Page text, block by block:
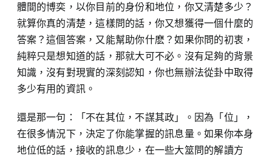
體間的博奕，以你目前的身份和地位，你又清楚多少？
就算你真的清楚，這樣問的話，你又想獲得一個什麼的
答案？這個答案，又能幫助你什麽？如果你問的初衷，
純粹只是想知道的話，那就大可不必。沒有足夠的背景
知識，沒有對現實的深刻認知，你也無辦法從卦中取得
多少有用的資訊。
還是那一句：「不在其位，不謀其政」。因為「位」，
在很多情況下，決定了你能掌握的訊息量。如果你本身
地位低的話，接收的訊息少，在一些大筮問的解讀方